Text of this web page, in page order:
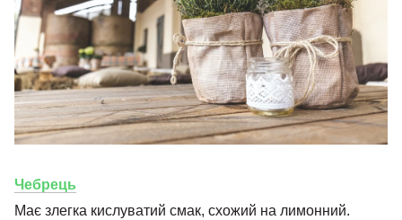
Чебрець
Має злегка кислуватий смак, схожий на лимонний.